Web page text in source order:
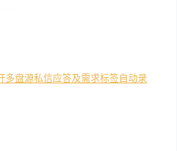
多盘源私信应答及需求标签自动录